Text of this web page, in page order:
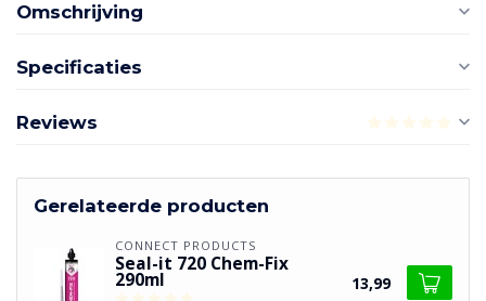
Omschrijving
Specificaties
Reviews
Gerelateerde producten
CONNECT PRODUCTS
Seal-it 720 Chem-Fix
290ml 13,99